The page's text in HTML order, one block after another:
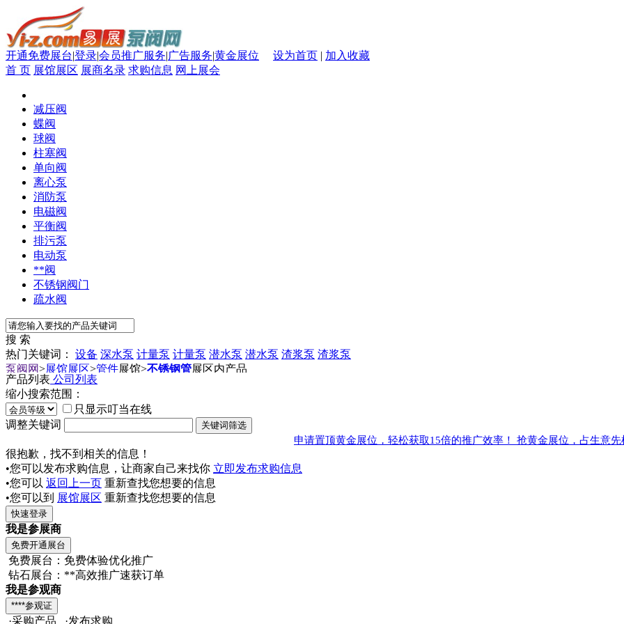
开通免费展台|登录|会员推广服务|广告服务|黄金展位 设为首页 | 加入收藏
首 页 展馆展区 展商名录 求购信息 网上展会
减压阀
蝶阀
球阀
柱塞阀
单向阀
离心泵
消防泵
电磁阀
平衡阀
排污泵
电动泵
**阀
不锈钢阀门
疏水阀
搜 索
热门关键词： 设备 深水泵 计量泵 计量泵 潜水泵 潜水泵 渣浆泵 渣浆泵
泵阀网>展馆展区>管件展馆>不锈钢管展区内产品
产品列表 公司列表
缩小搜索范围：
只显示叮当在线
调整关键词
申请置顶黄金展位，轻松获取15倍的推广效率！ 抢黄金展位，占生意先
很抱歉，找不到相关的信息！
•您可以发布求购信息，让商家自己来找你 立即发布求购信息
•您可以 返回上一页 重新查找您想要的信息
•您可以到 展馆展区 重新查找您想要的信息
我是参展商
免费展台：免费体验优化推广
钻石展台：**高效推广速获订单
我是参观商
·采购产品 ·发布求购